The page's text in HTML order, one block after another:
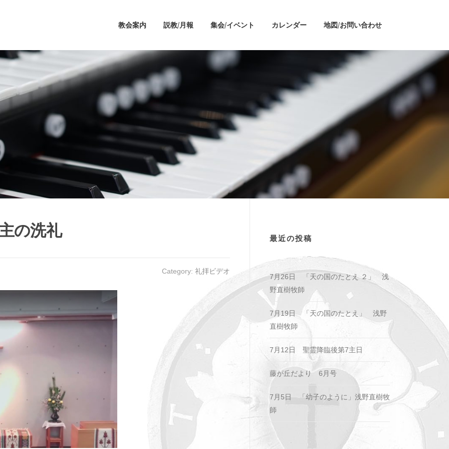
教会案内 説教/月報 集会/イベント カレンダー 地図/お問い合わせ
の洗礼
Category: 礼拝ビデオ
最近の投稿
7月26日 「天の国のたとえ ２」 浅
野直樹牧師
7月19日 「天の国のたとえ」 浅野
直樹牧師
7月12日 聖霊降臨後第7主日
藤が丘だより 6月号
7月5日 「幼子のように」浅野直樹牧
師